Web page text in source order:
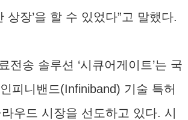
상장’을 할 수 있었다”고 말했다.
전송 솔루션 ‘시큐어게이트’는 국
피니밴드(Infiniband) 기술 특허
우드 시장을 선도하고 있다. 시